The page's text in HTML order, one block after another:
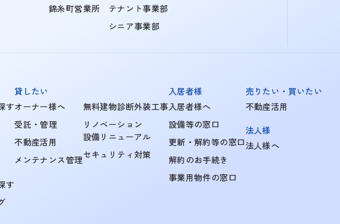
錦糸町営業所
テナント事業部
シニア事業部
す
す
貸したい
オーナー様へ
受託・管理
不動産活用
メンテナンス管理
無料建物診断外装工事
リノベーション
設備リニューアル
セキュリティ対策
入居者様
入居者様へ
設備等の窓口
更新・解約等の窓口
解約のお手続き
事業用物件の窓口
売りたい・買いたい
不動産活用
法人様
法人様へ